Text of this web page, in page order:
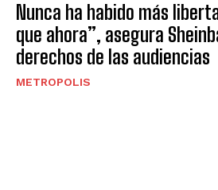
Nunca ha habido más
que ahora”, asegura
derechos de las audiencias
METROPOLIS